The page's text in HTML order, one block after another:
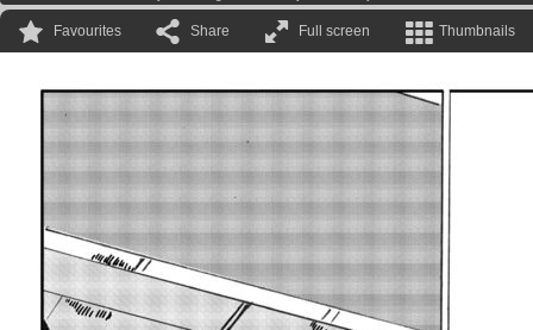
Favourites Share Full screen Thumbnails